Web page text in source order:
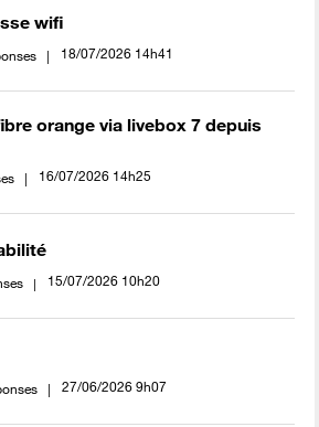
wifi
‎18/07/2026 14h41
orange via livebox 7 depuis
‎16/07/2026 14h25
‎15/07/2026 10h20
‎27/06/2026 9h07